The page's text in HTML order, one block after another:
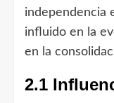
independencia
influido en la
en la
2.1